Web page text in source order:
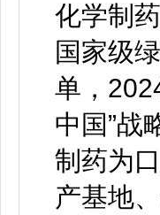
化学制
国家级
单，
中国”战
制药为
产基地